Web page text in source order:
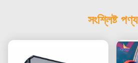
সংশ্লিষ্ট পণ্য